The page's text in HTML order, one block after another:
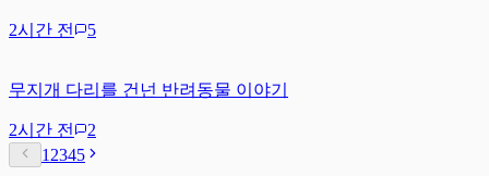
2시간 전 5
무지개 다리를 건넌 반려동물 이야기
2시간 전
2
1 2345